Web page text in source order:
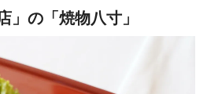
」の「焼物八寸」